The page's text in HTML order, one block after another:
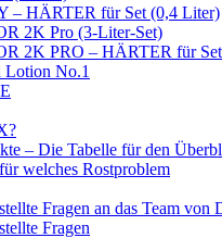
– HÄRTER für Set (0,4 Liter)
2K Pro (3-Liter-Set)
2K PRO – HÄRTER für
No.1
– Die Tabelle für den
welches Rostproblem
Fragen an das Team von
Fragen